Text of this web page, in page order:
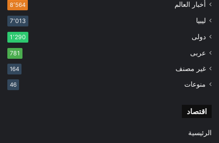
أخبار العالم 8٬564
ليبيا 7٬013
دولى 1٬290
عربى 781
غير مصنف 164
منوعات 46
اقتصاد
الرئيسية